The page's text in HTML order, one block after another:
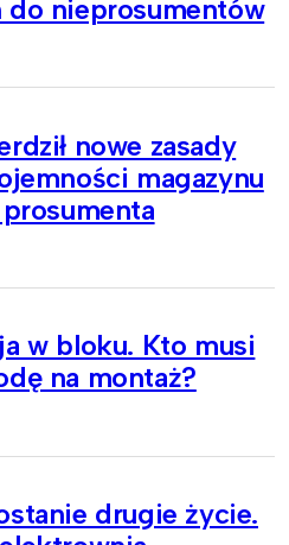
do nieprosumentów
nowe zasady
magazynu
w bloku. Kto musi
na montaż?
drugie życie.